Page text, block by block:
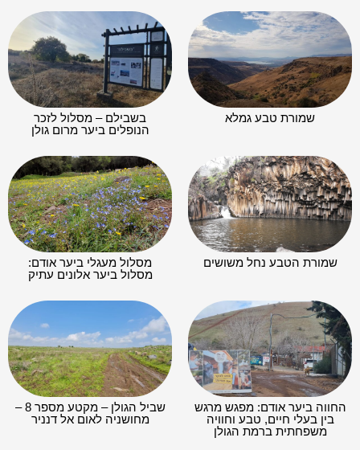
שמורת טבע גמלא
בשבילם – מסלול לזכר
הנופלים ביער מרום גולן
שמורת הטבע נחל משושים
מסלול מעגלי ביער אודם:
מסלול ביער אלונים עתיק
החווה ביער אודם: מפגש מרגש
בין בעלי חיים, טבע וחוויה
משפחתית ברמת הגולן
שביל הגולן – מקטע מספר 8 –
מחושניה לאום אל דנניר